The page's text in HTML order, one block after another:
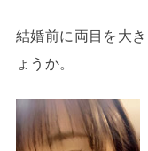
結婚前に両目を大き
ょうか。